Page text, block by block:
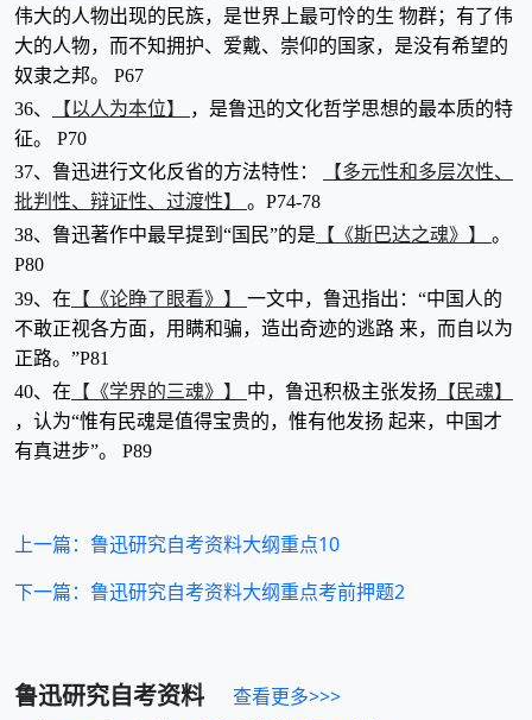
伟大的人物出现的民族，是世界上最可怜的生 物群；有了伟
大的人物，而不知拥护、爱戴、崇仰的国家，是没有希望的
奴隶之邦。 P67
36、
【以人为本位】
，是鲁迅的文化哲学思想的最本质的特
征。 P70
37、鲁迅进行文化反省的方法特性：
【多元性和多层次性、
批判性、辩证性、过渡性】
。P74-78
38、鲁迅著作中最早提到“国民”的是
【《斯巴达之魂》】
。
P80
39、在
【《论睁了眼看》】
一文中，鲁迅指出：“中国人的
不敢正视各方面，用瞒和骗，造出奇迹的逃路 来，而自以为
正路。”P81
40、在
【《学界的三魂》】 中，鲁迅积极主张发扬 【民魂】
，认为“惟有民魂是值得宝贵的，惟有他发扬 起来，中国才
有真进步”。 P89
上一篇：鲁迅研究自考资料大纲重点10
下一篇：鲁迅研究自考资料大纲重点考前押题2
鲁迅研究自考资料
查看更多>>>